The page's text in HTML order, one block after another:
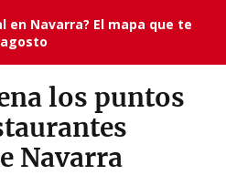
en Navarra? El mapa que te
los puntos
Navarra